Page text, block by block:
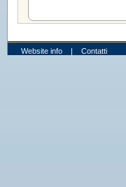
Website info | Contatti